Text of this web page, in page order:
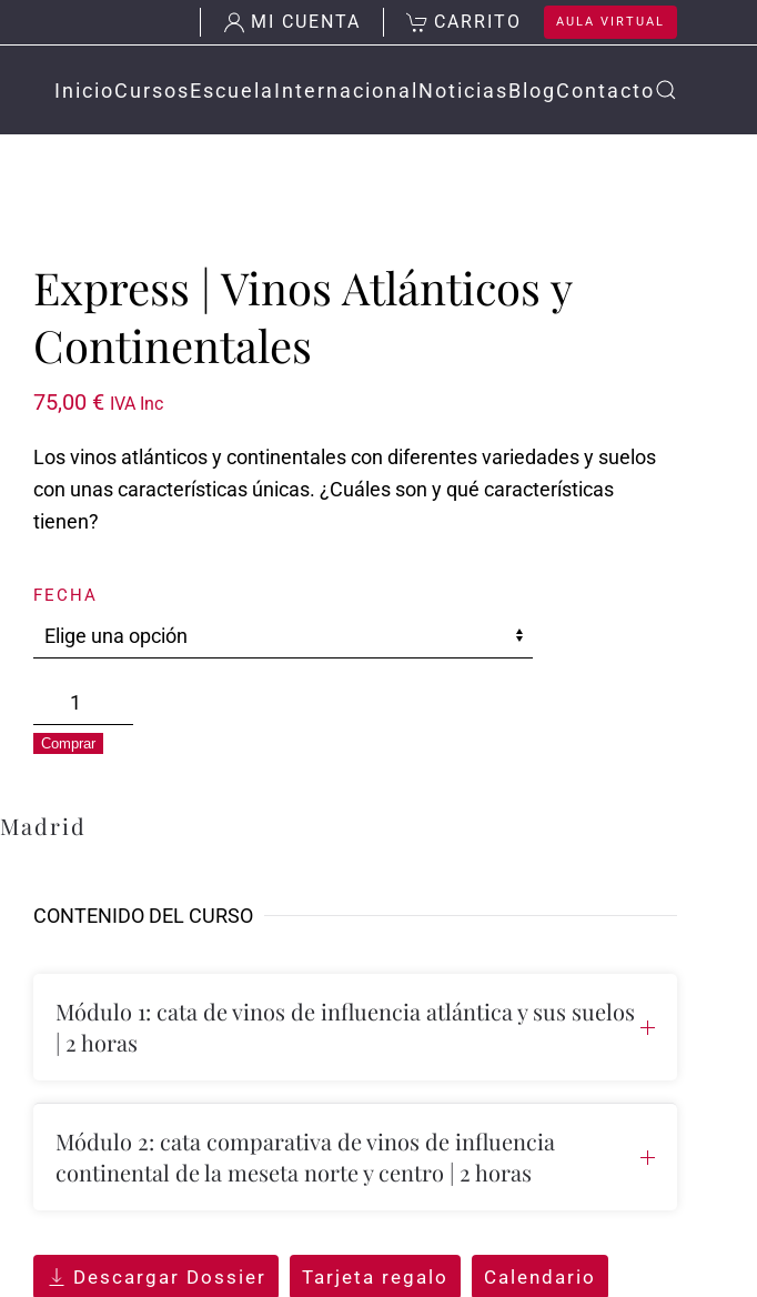
MI CUENTA CARRITO AULA VIRTUAL
InicioCursosEscuelaInternacionalNoticiasBlogContacto
Express | Vinos Atlánticos y
Continentales
75,00 € IVA Inc
Los vinos atlánticos y continentales con diferentes variedades y suelos
con unas características únicas. ¿Cuáles son y qué características
tienen?
FECHA
Express
|
Vinos
y
Comprar
Madrid
CONTENIDO DEL CURSO
Módulo 1: cata de vinos de influencia atlántica y sus suelos
| 2 horas
Módulo 2: cata comparativa de vinos de influencia
continental de la meseta norte y centro | 2 horas
Descargar Dossier Tarjeta regalo Calendario